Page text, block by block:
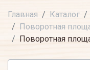
Главная Каталог
Поворотная
Поворотная